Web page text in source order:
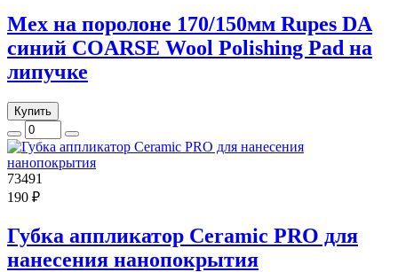
Мех на поролоне 170/150мм Rupes DA
синий COARSE Wool Polishing Pad на
липучке
Купить
73491
190 ₽
Губка аппликатор Ceramic PRO для
нанесения нанопокрытия